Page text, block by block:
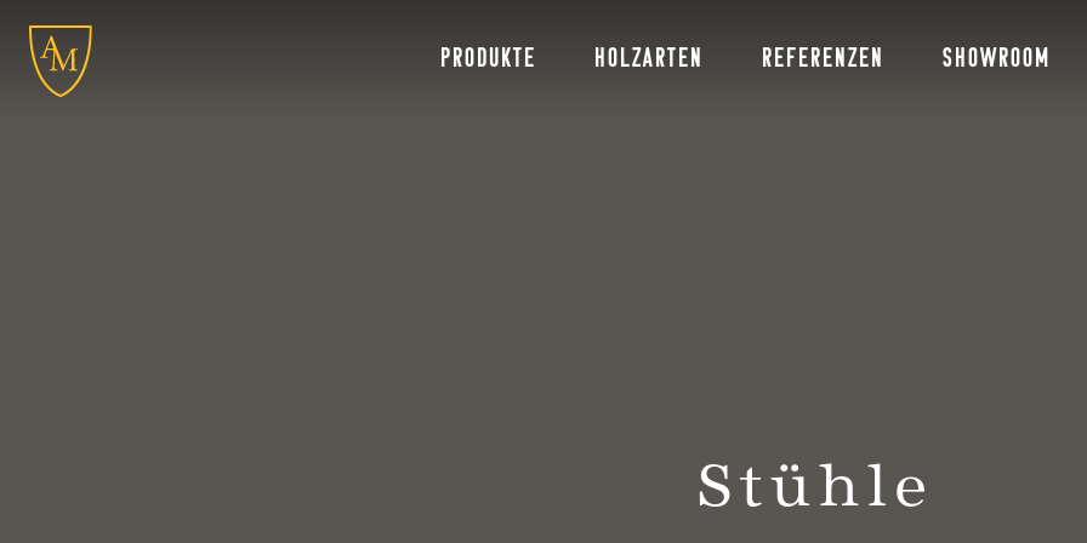
PRODUKTE HOLZARTEN REFERENZEN SHOWROOM
Stühle